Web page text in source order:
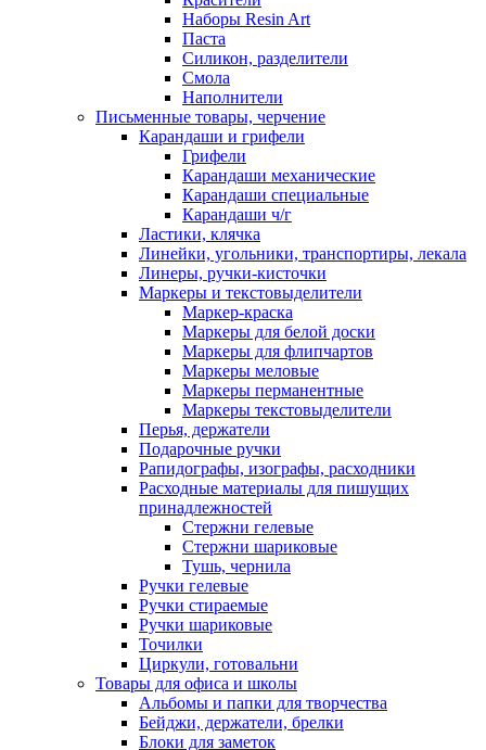
Наборы Resin Art
Паста
Силикон, разделители
Смола
Наполнители
Письменные товары, черчение
Карандаши и грифели
Грифели
Карандаши механические
Карандаши специальные
Карандаши ч/г
Ластики, клячка
Линейки, угольники, транспортиры, лекала
Линеры, ручки-кисточки
Маркеры и текстовыделители
Маркер-краска
Маркеры для белой доски
Маркеры для флипчартов
Маркеры меловые
Маркеры перманентные
Маркеры текстовыделители
Перья, держатели
Подарочные ручки
Рапидографы, изографы, расходники
Расходные материалы для пишущих
принадлежностей
Стержни гелевые
Стержни шариковые
Тушь, чернила
Ручки гелевые
Ручки стираемые
Ручки шариковые
Точилки
Циркули, готовальни
Товары для офиса и школы
Альбомы и папки для творчества
Бейджи, держатели, брелки
Блоки для заметок